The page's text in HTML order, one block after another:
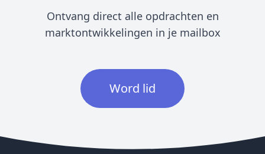
Ontvang direct alle opdrachten en
marktontwikkelingen in je mailbox
Word lid